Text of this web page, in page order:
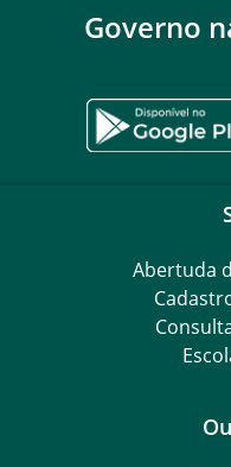
Governo
Abertuda